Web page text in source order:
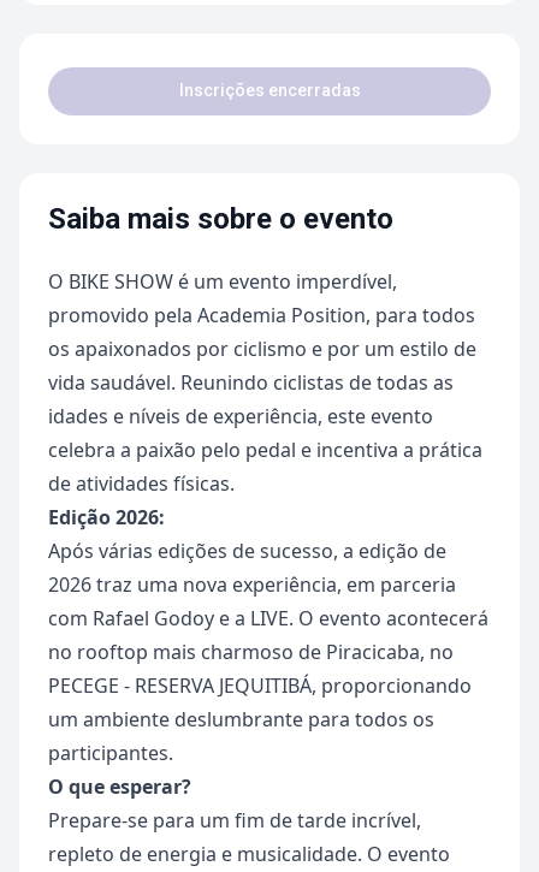
Inscrições encerradas
Saiba mais sobre o evento
O BIKE SHOW é um evento imperdível,
promovido pela Academia Position, para todos
os apaixonados por ciclismo e por um estilo de
vida saudável. Reunindo ciclistas de todas as
idades e níveis de experiência, este evento
celebra a paixão pelo pedal e incentiva a prática
de atividades físicas.
Edição 2026:
Após várias edições de sucesso, a edição de
2026 traz uma nova experiência, em parceria
com Rafael Godoy e a LIVE. O evento acontecerá
no rooftop mais charmoso de Piracicaba, no
PECEGE - RESERVA JEQUITIBÁ, proporcionando
um ambiente deslumbrante para todos os
participantes.
O que esperar?
Prepare-se para um fim de tarde incrível,
repleto de energia e musicalidade. O evento